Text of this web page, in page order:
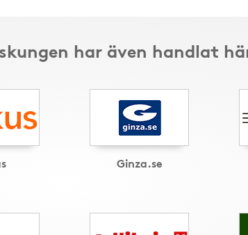
har även handlat
Ginza.se